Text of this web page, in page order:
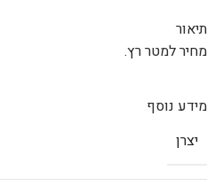
תיאור
מחיר למטר רץ.
מידע נוסף
יצרן